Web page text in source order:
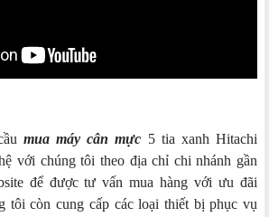
mua máy cân mực 5 tia xanh Hitachi
với chúng tôi theo địa chỉ chi nhánh gần
để được tư vấn mua hàng với ưu đãi
tôi còn cung cấp các loại thiết bị phục vụ